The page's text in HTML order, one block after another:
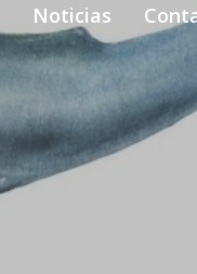
Noticias